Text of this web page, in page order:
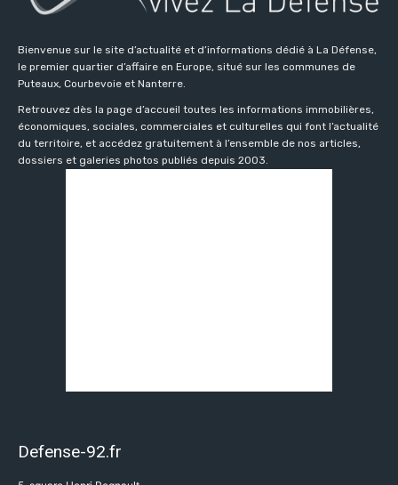
Bienvenue sur le site d’actualité et d’informations dédié à La Défense,
le premier quartier d’affaire en Europe, situé sur les communes de
Puteaux, Courbevoie et Nanterre.
Retrouvez dès la page d’accueil toutes les informations immobilières,
économiques, sociales, commerciales et culturelles qui font l’actualité
du territoire, et accédez gratuitement à l’ensemble de nos articles,
dossiers et galeries photos publiés depuis 2003.
Defense-92.fr